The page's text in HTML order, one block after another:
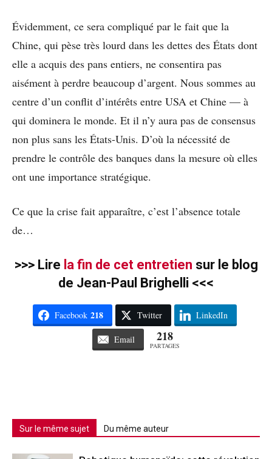
Évidemment, ce sera compliqué par le fait que la
Chine, qui pèse très lourd dans les dettes des États dont
elle a acquis des pans entiers, ne consentira pas
aisément à perdre beaucoup d’argent. Nous sommes au
centre d’un conflit d’intérêts entre USA et Chine — à
qui dominera le monde. Et il n’y aura pas de consensus
non plus sans les États-Unis. D’où la nécessité de
prendre le contrôle des banques dans la mesure où elles
ont une importance stratégique.
Ce que la crise fait apparaître, c’est l’absence totale
de…
>>> Lire la fin de cet entretien sur le blog
de Jean-Paul Brighelli <<<
Facebook 218 Twitter LinkedIn
Email 218
PARTAGES
Sur le même sujet Du même auteur